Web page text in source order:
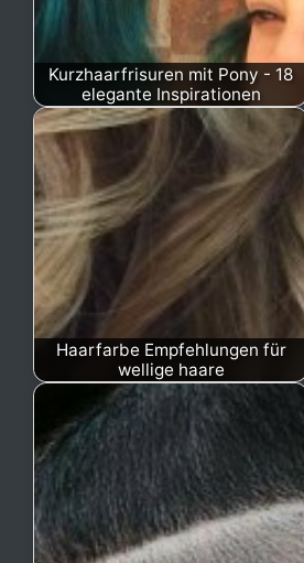
Kurzhaarfrisuren mit Pony - 18
elegante Inspirationen
Haarfarbe Empfehlungen für
wellige haare